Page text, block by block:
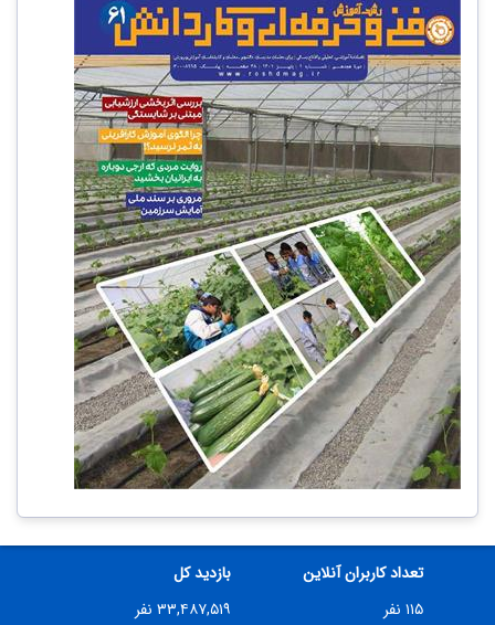
تعداد کاربران آنلاین
۱۱۵ نفر
بازدید کل
۳۳,۴۸۷,۵۱۹ نفر